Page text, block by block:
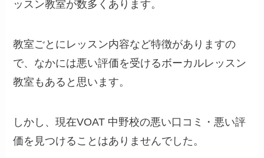
ッスン教室が数多くあります。
教室ごとにレッスン内容など特徴がありますの
で、なかには悪い評価を受けるボーカルレッスン
教室もあると思います。
しかし、現在VOAT 中野校の悪い口コミ・悪い評
価を見つけることはありませんでした。